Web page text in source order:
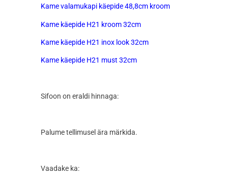
Kame valamukapi käepide 48,8cm kroom
Kame käepide H21 kroom 32cm
Kame käepide H21 inox look 32cm
Kame käepide H21 must 32cm
Sifoon on eraldi hinnaga:
Palume tellimusel ära märkida.
Vaadake ka: